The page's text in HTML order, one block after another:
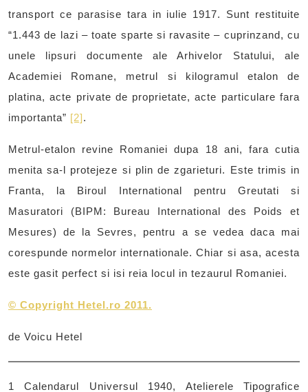
transport ce parasise tara in iulie 1917. Sunt restituite
“1.443 de lazi – toate sparte si ravasite – cuprinzand, cu
unele lipsuri documente ale Arhivelor Statului, ale
Academiei Romane, metrul si kilogramul etalon de
platina, acte private de proprietate, acte particulare fara
importanta” [2].
Metrul-etalon revine Romaniei dupa 18 ani, fara cutia
menita sa-l protejeze si plin de zgarieturi. Este trimis in
Franta, la Biroul International pentru Greutati si
Masuratori (BIPM: Bureau International des Poids et
Mesures) de la Sevres, pentru a se vedea daca mai
corespunde normelor internationale. Chiar si asa, acesta
este gasit perfect si isi reia locul in tezaurul Romaniei.
© Copyright Hetel.ro 2011.
de Voicu Hetel
1 Calendarul Universul 1940, Atelierele Tipografice